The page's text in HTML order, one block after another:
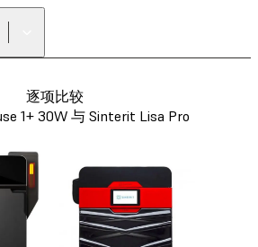
逐项比较
1+ 30W 与 Sinterit Lisa Pro